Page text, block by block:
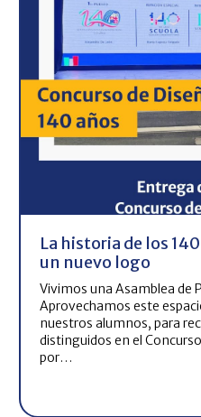
La historia de los
un nuevo logo
Vivimos una Asamblea de
Aprovechamos este
nuestros alumnos, para
distinguidos en el
por…